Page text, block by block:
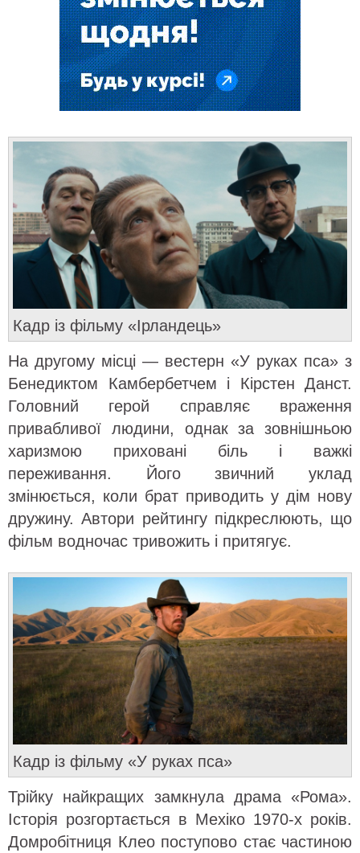
Кадр із фільму «Ірландець»
На другому місці — вестерн «У руках пса» з
Бенедиктом Камбербетчем і Кірстен Данст.
Головний герой справляє враження
привабливої людини, однак за зовнішньою
харизмою приховані біль і важкі
переживання. Його звичний уклад
змінюється, коли брат приводить у дім нову
дружину. Автори рейтингу підкреслюють, що
фільм водночас тривожить і притягує.
Кадр із фільму «У руках пса»
Трійку найкращих замкнула драма «Рома».
Історія розгортається в Мехіко 1970-х років.
Домробітниця Клео поступово стає частиною